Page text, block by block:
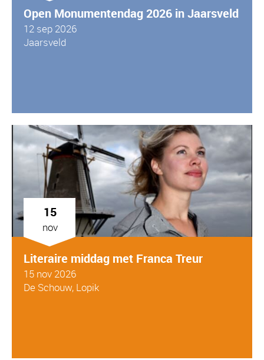
Open Monumentendag 2026 in Jaarsveld
12 sep 2026
Jaarsveld
15
nov
Literaire middag met Franca Treur
15 nov 2026
De Schouw, Lopik